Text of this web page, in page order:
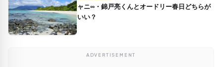
ャニ∞・錦戸亮くんとオードリー春日どちらが
いい？
ADVERTISEMENT